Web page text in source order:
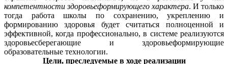
компетентности здоровьеформирующего характера. И только
тогда работа школы по сохранению, укреплению и
формированию здоровья будет считаться полноценной и
эффективной, когда профессионально, в системе реализуются
здоровьесберегающие и здоровьеформирующие
образовательные технологии.
Цели, преследуемые в ходе реализации